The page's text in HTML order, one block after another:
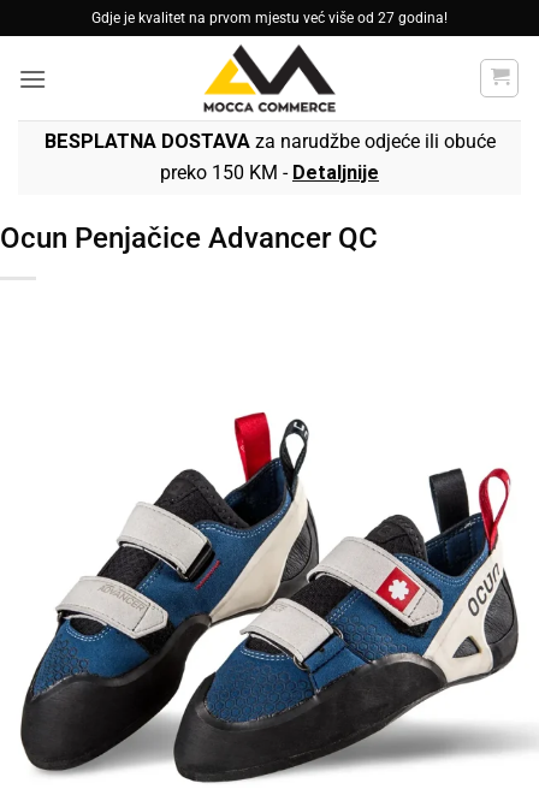
to
content
Gdje je kvalitet na prvom mjestu već više od 27 godina!
BESPLATNA DOSTAVAza narudžbe odjeće ili obuće
preko 150 KM - Detaljnije
Ocun Penjačice Advancer QC